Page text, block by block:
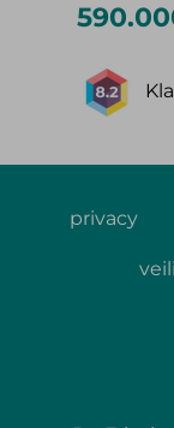
privacy